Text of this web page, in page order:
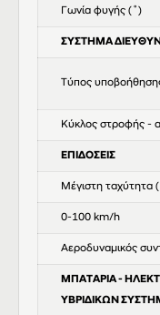
Γωνία φυγής (˚)
ΣΥΣΤΗΜΑ
Τύπος
Κύκλος στροφής -
ΕΠΙΔΟΣΕΙΣ
Μέγιστη ταχύτητα
0-100 km/h
Αεροδυναμικός
ΜΠΑΤΑΡΙΑ -
ΥΒΡΙΔΙΚΩΝ